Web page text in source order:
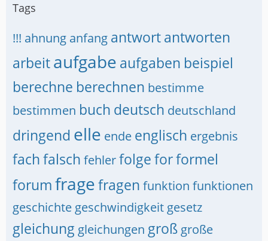
Tags
!!! ahnung anfang antwortantworten
arbeitaufgabe aufgaben beispiel
berechne berechnen bestimme
bestimmen buch deutsch deutschland
dringend elle ende englisch ergebnis
fachfalsch fehlerfolgeforformel
forumfragefragen funktion funktionen
geschichte geschwindigkeit gesetz
gleichung gleichungen groß große